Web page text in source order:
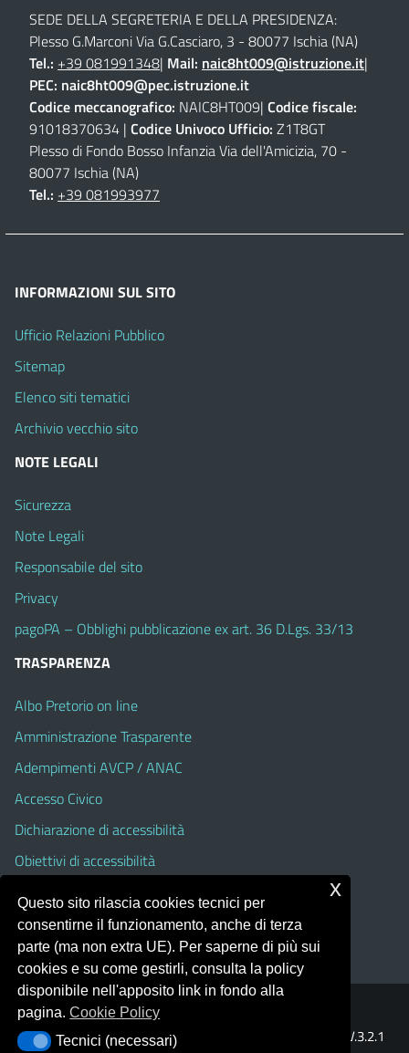
SEDE DELLA SEGRETERIA E DELLA PRESIDENZA:
Plesso G.Marconi Via G.Casciaro, 3 - 80077 Ischia (NA)
Tel.: +39 081991348| Mail: naic8ht009@istruzione.it|
PEC: naic8ht009@pec.istruzione.it
Codice meccanografico: NAIC8HT009| Codice fiscale:
91018370634 | Codice Univoco Ufficio: Z1T8GT
Plesso di Fondo Bosso Infanzia Via dell'Amicizia, 70 -
80077 Ischia (NA)
Tel.: +39 081993977
INFORMAZIONI SUL SITO
Ufficio Relazioni Pubblico
Sitemap
Elenco siti tematici
Archivio vecchio sito
NOTE LEGALI
Sicurezza
Note Legali
Responsabile del sito
Privacy
pagoPA – Obblighi pubblicazione ex art. 36 D.Lgs. 33/13
TRASPARENZA
Albo Pretorio on line
Amministrazione Trasparente
Adempimenti AVCP / ANAC
Accesso Civico
Dichiarazione di accessibilità
Obiettivi di accessibilità
Albo Pretorio On Line (fino al 31 Agosto 2025)
Amministrazione Trasparente (fino al 31 Agosto 2025)
Portale realizzato con la piattaforma
Template Italia configurato sul tema accessibile
V.3.2.1
Questo sito rilascia cookies tecnici per
consentirne il funzionamento, anche di terza
parte (ma non extra UE). Per saperne di più sui
cookies e su come gestirli, consulta la policy
disponibile nell'apposito link in fondo alla
pagina.Cookie Policy
Tecnici (necessari)
Tecnici (necessari)
x